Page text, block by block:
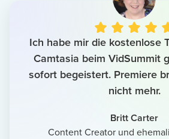
Ich habe mir die kostenlose
Camtasia beim VidSummit
sofort begeistert. Premiere
nicht mehr.
Britt Carter
Content Creator und